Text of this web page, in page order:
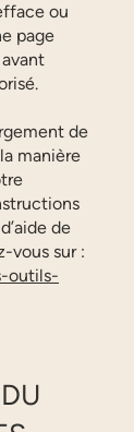
ou
page
de
manière
de
vous sur :
outils-